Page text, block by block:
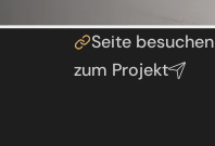
Seite besuchen
zum Projekt